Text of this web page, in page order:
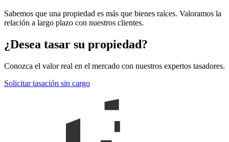
Sabemos que una propiedad es más que bienes raíces. Valoramos la
relación a largo plazo con nuestros clientes.
¿Desea tasar su propiedad?
Conozca el valor real en el mercado con nuestros expertos tasadores.
Solicitar tasación sin cargo